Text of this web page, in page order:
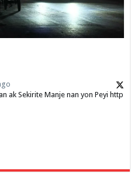
ak Sekirite Manje nan yon Peyi http